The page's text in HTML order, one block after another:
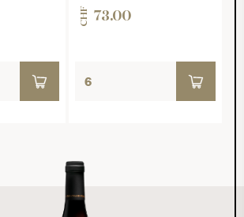
CHF 73.00